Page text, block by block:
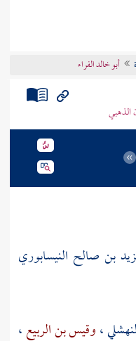
أبو خالد الفراء
الذهبي
بن صالح النيسابوري
،وقيس بن الربيع،